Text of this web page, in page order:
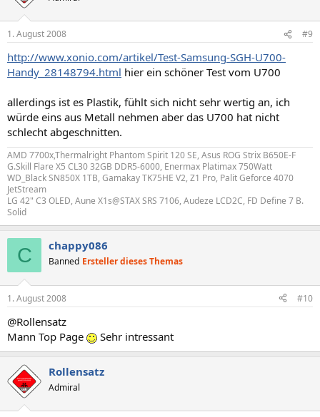
1. August 2008 #9
http://www.xonio.com/artikel/Test-Samsung-SGH-U700-
Handy_28148794.html hier ein schöner Test vom U700
allerdings ist es Plastik, fühlt sich nicht sehr wertig an, ich
würde eins aus Metall nehmen aber das U700 hat nicht
schlecht abgeschnitten.
AMD 7700x,Thermalright Phantom Spirit 120 SE, Asus ROG Strix B650E-F
G.Skill Flare X5 CL30 32GB DDR5-6000, Enermax Platimax 750Watt
WD_Black SN850X 1TB, Gamakay TK75HE V2, Z1 Pro, Palit Geforce 4070
JetStream
LG 42" C3 OLED, Aune X1s@STAX SRS 7106, Audeze LCD2C, FD Define 7 B.
Solid
C chappy086
Banned Ersteller dieses Themas
1. August 2008 #10
@Rollensatz
Mann Top Page
Sehr intressant
Rollensatz
Admiral